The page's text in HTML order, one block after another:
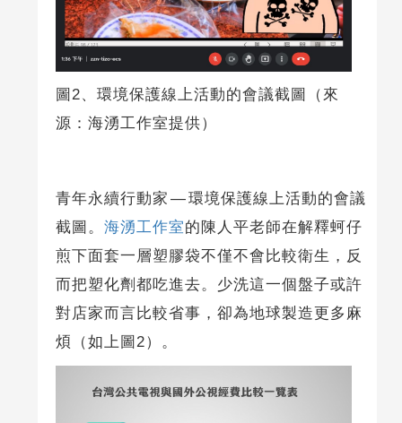
圖2、環境保護線上活動的會議截圖（來
源：海湧工作室提供）
青年永續行動家 — 環境保護線上活動的會議
截圖。 海湧工作室的陳人平老師在解釋蚵仔
煎下面套一層塑膠袋不僅不會比較衛生，反
而把塑化劑都吃進去。少洗這一個盤子或許
對店家而言比較省事，卻為地球製造更多麻
煩（如上圖2）。